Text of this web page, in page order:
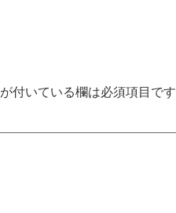
が付いている欄は必須項目です